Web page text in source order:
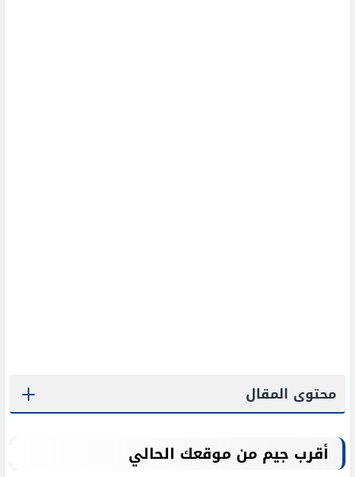
محتوى المقال
أقرب جيم من موقعك الحالي